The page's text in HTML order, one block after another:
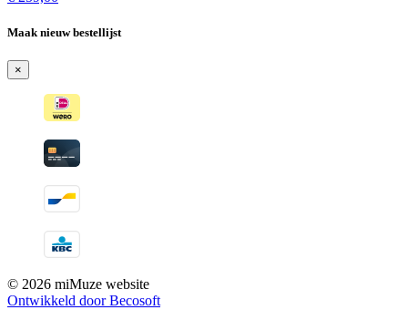
Maak nieuw bestellijst
×
© 2026 miMuze website
Ontwikkeld door Becosoft